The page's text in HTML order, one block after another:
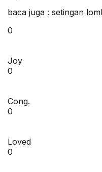
baca juga : setingan
0
Joy
0
Cong.
0
Loved
0